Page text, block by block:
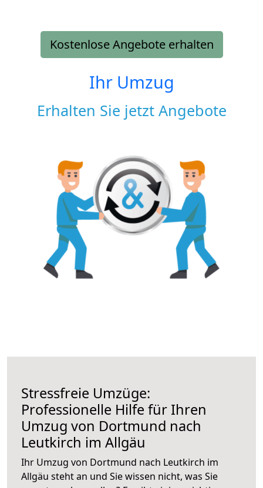
Kostenlose Angebote erhalten
Ihr Umzug
Erhalten Sie jetzt Angebote
Stressfreie Umzüge:
Professionelle Hilfe für Ihren
Umzug von Dortmund nach
Leutkirch im Allgäu
Ihr Umzug von Dortmund nach Leutkirch im
Allgäu steht an und Sie wissen nicht, was Sie